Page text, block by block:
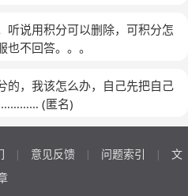
方法断绝这个圈子，真的好想把
真的好烦啊！我知道在这个软件
是一个小屁孩儿，我的事情没
就是不起眼的小事，不会有人理
的事情，给我的压力好大，我真
我好想离开他这个圈子，我好
，真的好烦啊！如果时间可以倒
这么近，我真的不喜欢主动的去
玩，我从来都没有主动找他打过
听说用积分可以删除，可积分怎
不回答。。。
的，我该怎么办，自己先把自己
(匿名)
| 意见反馈 | 问题索引 |
文